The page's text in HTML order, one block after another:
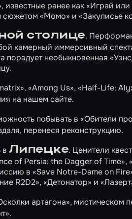
, известные ранее как «Играй
сюжетом «Момо» и «Закулисье
столице.
камерный иммерсивный
необыкновенная
.
«Among Us»,«Half-Life:
на нашем сайте.
побывать в «Обители
перенеся реконструкцию.
в Липецке. Ценители
of Persia: the Dagger of Time»,
в «Save Notre-Dame on
R2D2», «Детонатор» и
артагона», мистическом
.